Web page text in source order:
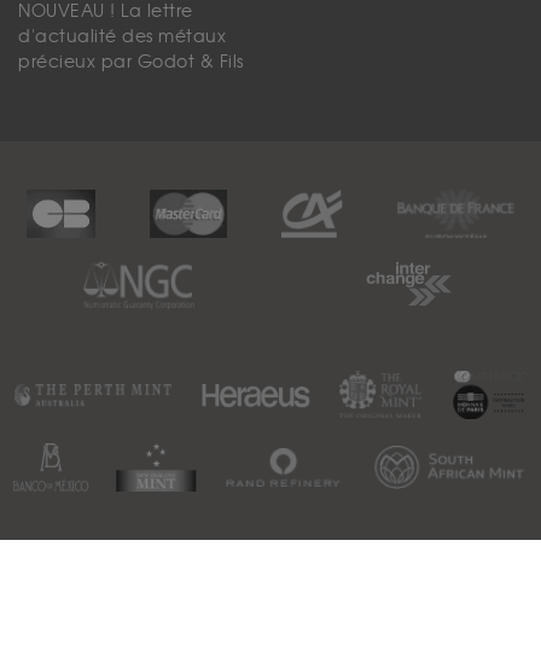
NOUVEAU ! La lettre
d'actualité des métaux
précieux par Godot & Fils